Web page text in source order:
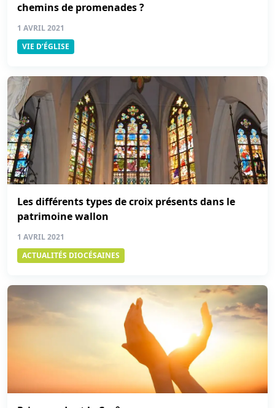
chemins de promenades ?
1 AVRIL 2021
VIE D’ÉGLISE
Les différents types de croix présents dans le
patrimoine wallon
1 AVRIL 2021
ACTUALITÉS DIOCÉSAINES